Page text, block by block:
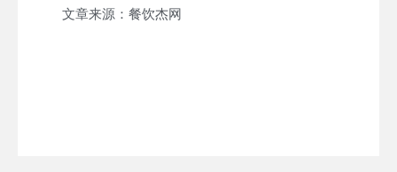
文章来源：餐饮杰网